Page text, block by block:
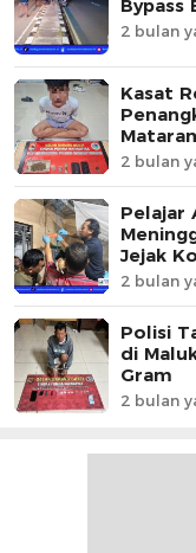
Bypass
2 bulan
Kasat
2 bulan
Pelajar
Jejak
2 bulan
Polisi
di
Gram
2 bulan